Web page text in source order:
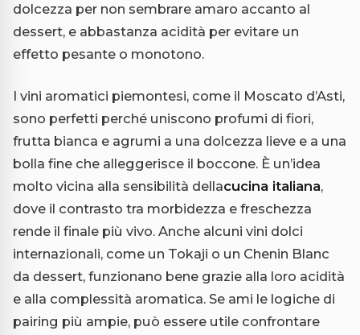
dolcezza per non sembrare amaro accanto al
dessert, e abbastanza acidità per evitare un
effetto pesante o monotono.
I vini aromatici piemontesi, come il Moscato d’Asti,
sono perfetti perché uniscono profumi di fiori,
frutta bianca e agrumi a una dolcezza lieve e a una
bolla fine che alleggerisce il boccone. È un’idea
molto vicina alla sensibilità dellacucina italiana,
dove il contrasto tra morbidezza e freschezza
rende il finale più vivo. Anche alcuni vini dolci
internazionali, come un Tokaji o un Chenin Blanc
da dessert, funzionano bene grazie alla loro acidità
e alla complessità aromatica. Se ami le logiche di
pairing più ampie, può essere utile confrontare